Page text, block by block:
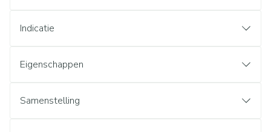
Indicatie
Eigenschappen
Samenstelling